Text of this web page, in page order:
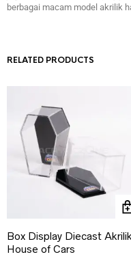
berbagai macam model akrilik
RELATED PRODUCTS
Box Display Diecast Akrilik
House of Cars